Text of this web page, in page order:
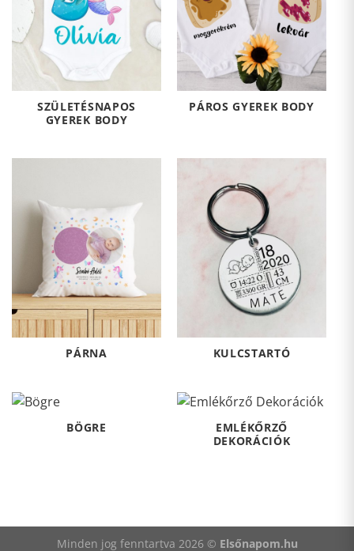
SZÜLETÉSNAPOS
GYEREK BODY
PÁROS GYEREK BODY
PÁRNA KULCSTARTÓ
BÖGRE
EMLÉKŐRZŐ
DEKORÁCIÓK
Minden jog fenntartva 2026 © Elsőnapom.hu